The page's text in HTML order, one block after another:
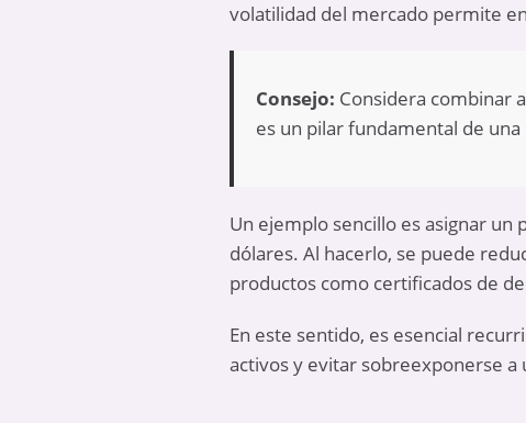
volatilidad del mercado permite
Consejo: Considera combinar
es un pilar fundamental de
Un ejemplo sencillo es asignar
dólares. Al hacerlo, se puede
productos como certificados de
En este sentido, es esencial
activos y evitar sobreexponerse a